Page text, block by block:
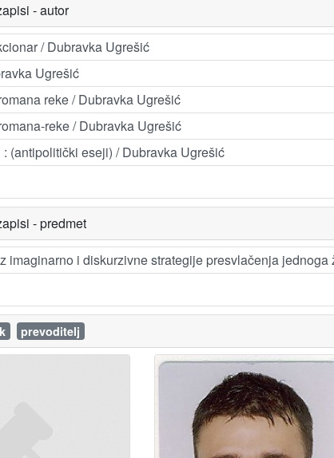
- autor
/ Dubravka Ugrešić
Ugrešić
reke / Dubravka Ugrešić
reke / Dubravka Ugrešić
(antipolitički eseji) / Dubravka Ugrešić
- predmet
imaginarno i diskurzivne strategije presvlačenja
prevoditelj